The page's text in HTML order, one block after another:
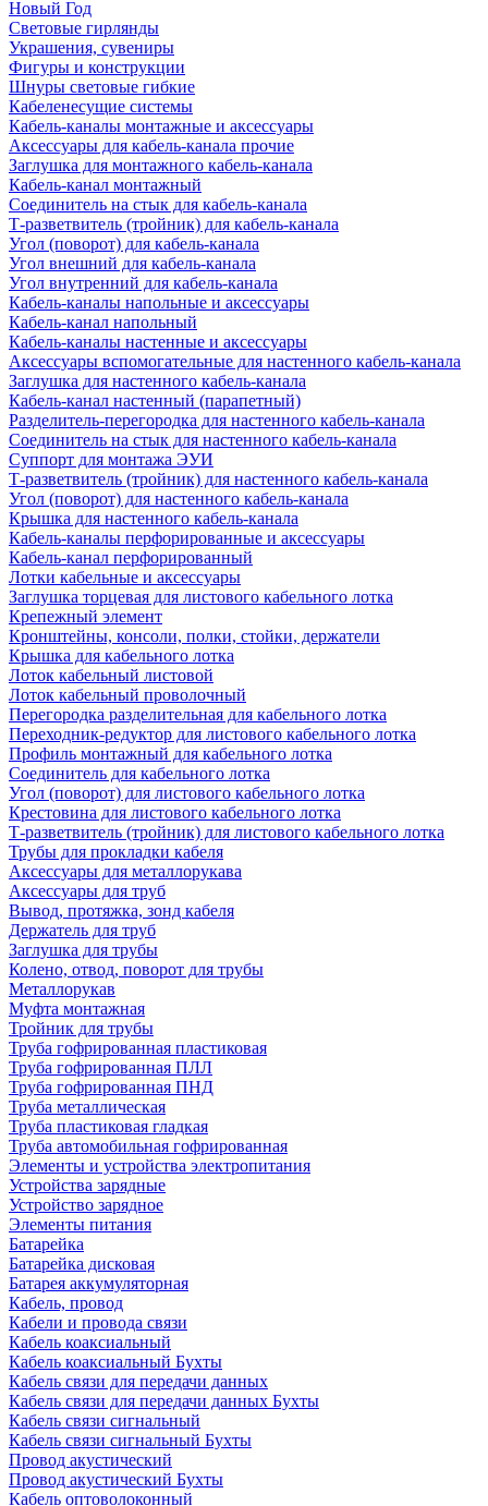
Новый Год
Световые гирлянды
Украшения, сувениры
Фигуры и конструкции
Шнуры световые гибкие
Кабеленесущие системы
Кабель-каналы монтажные и аксессуары
Аксессуары для кабель-канала прочие
Заглушка для монтажного кабель-канала
Кабель-канал монтажный
Соединитель на стык для кабель-канала
Т-разветвитель (тройник) для кабель-канала
Угол (поворот) для кабель-канала
Угол внешний для кабель-канала
Угол внутренний для кабель-канала
Кабель-каналы напольные и аксессуары
Кабель-канал напольный
Кабель-каналы настенные и аксессуары
Аксессуары вспомогательные для настенного кабель-канала
Заглушка для настенного кабель-канала
Кабель-канал настенный (парапетный)
Разделитель-перегородка для настенного кабель-канала
Соединитель на стык для настенного кабель-канала
Суппорт для монтажа ЭУИ
Т-разветвитель (тройник) для настенного кабель-канала
Угол (поворот) для настенного кабель-канала
Крышка для настенного кабель-канала
Кабель-каналы перфорированные и аксессуары
Кабель-канал перфорированный
Лотки кабельные и аксессуары
Заглушка торцевая для листового кабельного лотка
Крепежный элемент
Кронштейны, консоли, полки, стойки, держатели
Крышка для кабельного лотка
Лоток кабельный листовой
Лоток кабельный проволочный
Перегородка разделительная для кабельного лотка
Переходник-редуктор для листового кабельного лотка
Профиль монтажный для кабельного лотка
Соединитель для кабельного лотка
Угол (поворот) для листового кабельного лотка
Крестовина для листового кабельного лотка
Т-разветвитель (тройник) для листового кабельного лотка
Трубы для прокладки кабеля
Аксессуары для металлорукава
Аксессуары для труб
Вывод, протяжка, зонд кабеля
Держатель для труб
Заглушка для трубы
Колено, отвод, поворот для трубы
Металлорукав
Муфта монтажная
Тройник для трубы
Труба гофрированная пластиковая
Труба гофрированная ПЛЛ
Труба гофрированная ПНД
Труба металлическая
Труба пластиковая гладкая
Труба автомобильная гофрированная
Элементы и устройства электропитания
Устройства зарядные
Устройство зарядное
Элементы питания
Батарейка
Батарейка дисковая
Батарея аккумуляторная
Кабель, провод
Кабели и провода связи
Кабель коаксиальный
Кабель коаксиальный Бухты
Кабель связи для передачи данных
Кабель связи для передачи данных Бухты
Кабель связи сигнальный
Кабель связи сигнальный Бухты
Провод акустический
Провод акустический Бухты
Кабель оптоволоконный